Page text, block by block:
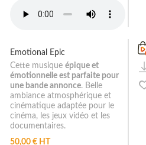
Emotional Epic
Cette musique épique et
émotionnelle est parfaite pour
une bande annonce. Belle
ambiance atmosphérique et
cinématique adaptée pour le
cinéma, les jeux vidéo et les
documentaires.
50,00 € HT